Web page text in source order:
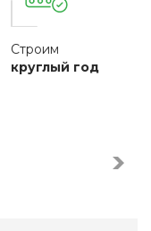
Строим
круглый год